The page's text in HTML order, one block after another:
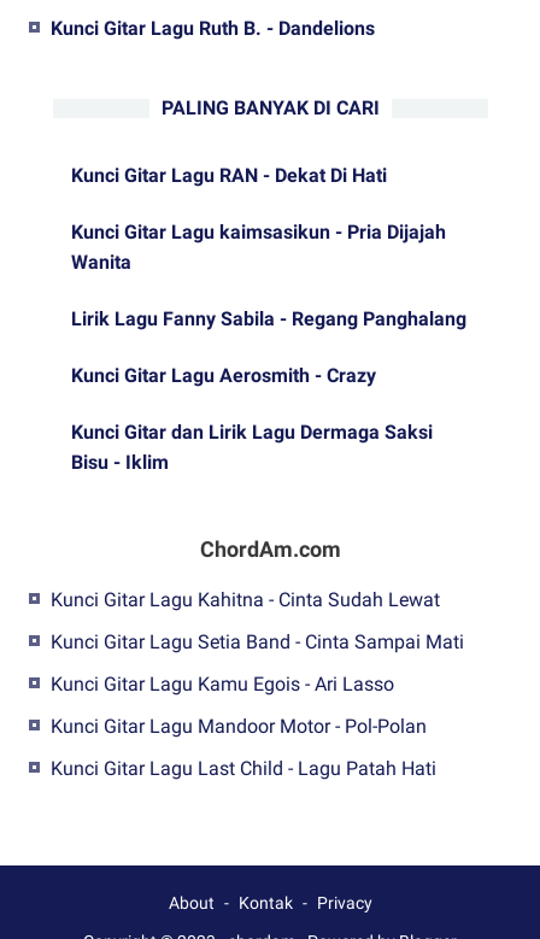
Kunci Gitar Lagu Ruth B. - Dandelions
PALING BANYAK DI CARI
Kunci Gitar Lagu RAN - Dekat Di Hati
Kunci Gitar Lagu kaimsasikun - Pria Dijajah
Wanita
Lirik Lagu Fanny Sabila - Regang Panghalang
Kunci Gitar Lagu Aerosmith - Crazy
Kunci Gitar dan Lirik Lagu Dermaga Saksi
Bisu - Iklim
ChordAm.com
Kunci Gitar Lagu Kahitna - Cinta Sudah Lewat
Kunci Gitar Lagu Setia Band - Cinta Sampai Mati
Kunci Gitar Lagu Kamu Egois - Ari Lasso
Kunci Gitar Lagu Mandoor Motor - Pol-Polan
Kunci Gitar Lagu Last Child - Lagu Patah Hati
About Kontak
Privacy